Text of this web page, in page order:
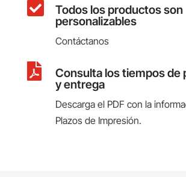
 Todos los productos son
personalizables
Contáctanos
 Consulta los tiempos de
y entrega
Descarga el PDF con la
Plazos de Impresión.